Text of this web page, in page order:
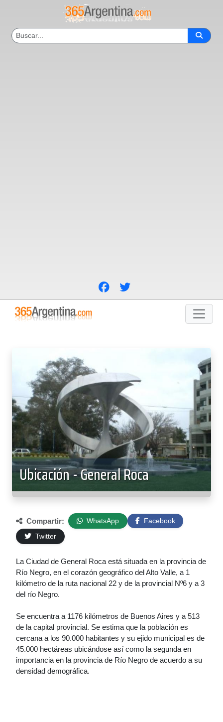
Ubicación - General Roca
Compartir: WhatsApp
Facebook
Twitter
La Ciudad de General Roca está situada en la provincia de
Río Negro, en el corazón geográfico del Alto Valle, a 1
kilómetro de la ruta nacional 22 y de la provincial Nº6 y a 3
del río Negro.
Se encuentra a 1176 kilómetros de Buenos Aires y a 513
de la capital provincial. Se estima que la población es
cercana a los 90.000 habitantes y su ejido municipal es de
45.000 hectáreas ubicándose así como la segunda en
importancia en la provincia de Río Negro de acuerdo a su
densidad demográfica.